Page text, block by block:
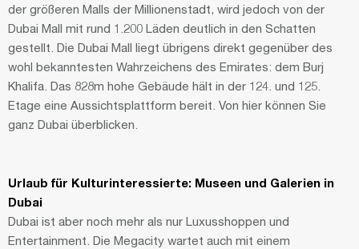
der größeren Malls der Millionenstadt, wird jedoch von der
Dubai Mall mit rund 1.200 Läden deutlich in den Schatten
gestellt. Die Dubai Mall liegt übrigens direkt gegenüber des
wohl bekanntesten Wahrzeichens des Emirates: dem Burj
Khalifa. Das 828m hohe Gebäude hält in der 124. und 125.
Etage eine Aussichtsplattform bereit. Von hier können Sie
ganz Dubai überblicken.
Urlaub für Kulturinteressierte: Museen und Galerien in
Dubai
Dubai ist aber noch mehr als nur Luxusshoppen und
Entertainment. Die Megacity wartet auch mit einem